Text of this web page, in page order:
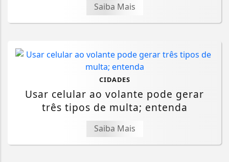
Saiba Mais
CIDADES
Usar celular ao volante pode gerar
três tipos de multa; entenda
Saiba Mais